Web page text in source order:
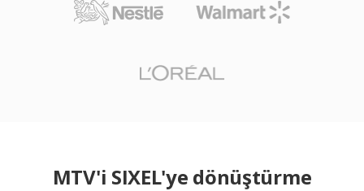
MTV'i SIXEL'ye dönüştürme